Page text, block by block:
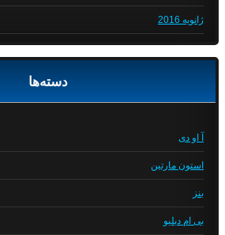
ژانویه 2016
دسته‌ها
آ او دی
استون مارتین
بنز
بی ام دبلیو